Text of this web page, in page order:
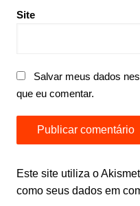
Site
Salvar meus dados
que eu comentar.
Este site utiliza o
como seus dados em